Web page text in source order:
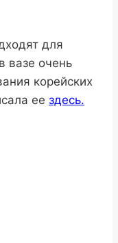
для
вазе очень
корейских
ее здесь.